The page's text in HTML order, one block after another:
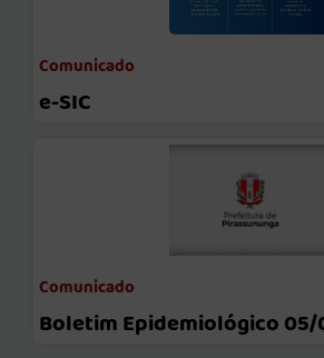
Comunicado
e-SIC
Comunicado
Boletim Epidemiológico 05/